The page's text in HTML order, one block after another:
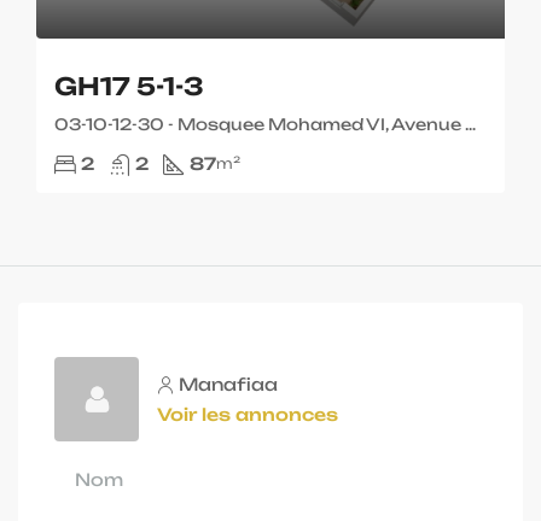
GH17 5-1-3
03-10-12-30 - Mosquee Mohamed VI, Avenue Mohamed V شارع محمد الخامس, Kenitra, Maghreb Al Arabi, Kénitra القنيطرة, Pachalik de Kenitra باشوية القنيطرة, Province de Kenitra إقليم القنيطرة, 14080, Maroc ⵍⵎⵖⵔⵉⴱ المغرب
2 2 87m²
Manafiaa
Voir les annonces